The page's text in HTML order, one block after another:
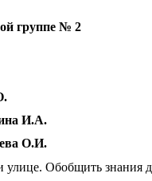
группе № 2
И.А.
О.И.
Обобщить знания